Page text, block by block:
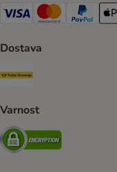
Visa Payment Method
MasterCardPayPal
Dostava
Pošta Slovenije
Varnost
Security